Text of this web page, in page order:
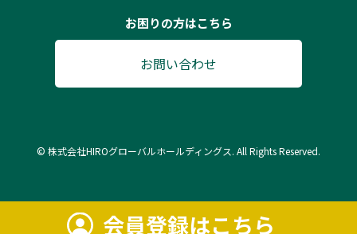
会員登録はこちら
お困りの方はこちら
お問い合わせ
© 株式会社HIROグローバルホールディングス. All Rights Reserved.